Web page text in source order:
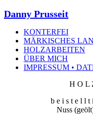
Danny Prusseit
KONTERFEI
MÄRKISCHES
HOLZARBEITEN
ÜBER MICH
IMPRESSUM •
H O L
b e i s t e l l t
Nuss